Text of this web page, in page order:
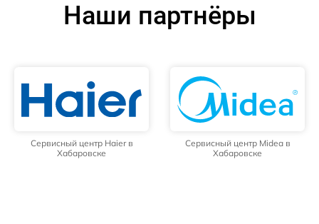
Наши партнёры
Сервисный центр Haier в
Хабаровске
Сервисный центр Midea в
Хабаровске